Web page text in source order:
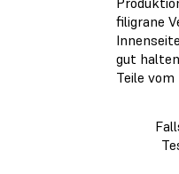
filigrane
gut
Teile